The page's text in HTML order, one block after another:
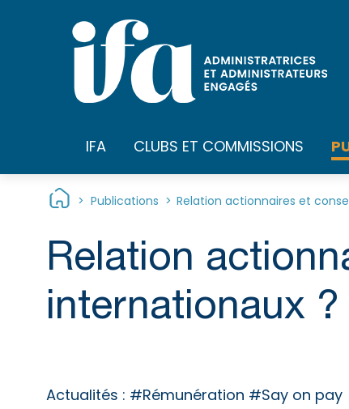
IFA CLUBS ET COMMISSIONS
> Publications > Relation actionnaires et
Relation
internationaux ?
Actualités : #Rémunération #Say on pay